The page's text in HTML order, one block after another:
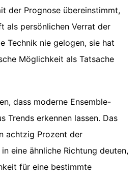
der Prognose übereinstimmt,
als persönlichen Verrat der
Technik nie gelogen, sie hat
Möglichkeit als Tatsache
dass moderne Ensemble-
Trends erkennen lassen. Das
achtzig Prozent der
eine ähnliche Richtung deuten,
für eine bestimmte